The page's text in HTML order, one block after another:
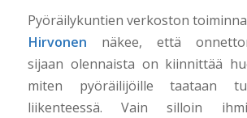
Pyöräilykuntien verkoston
Hirvonen näkee, että
sijaan olennaista on kiinnittää
miten pyöräilijöille taataan
liikenteessä. Vain silloin